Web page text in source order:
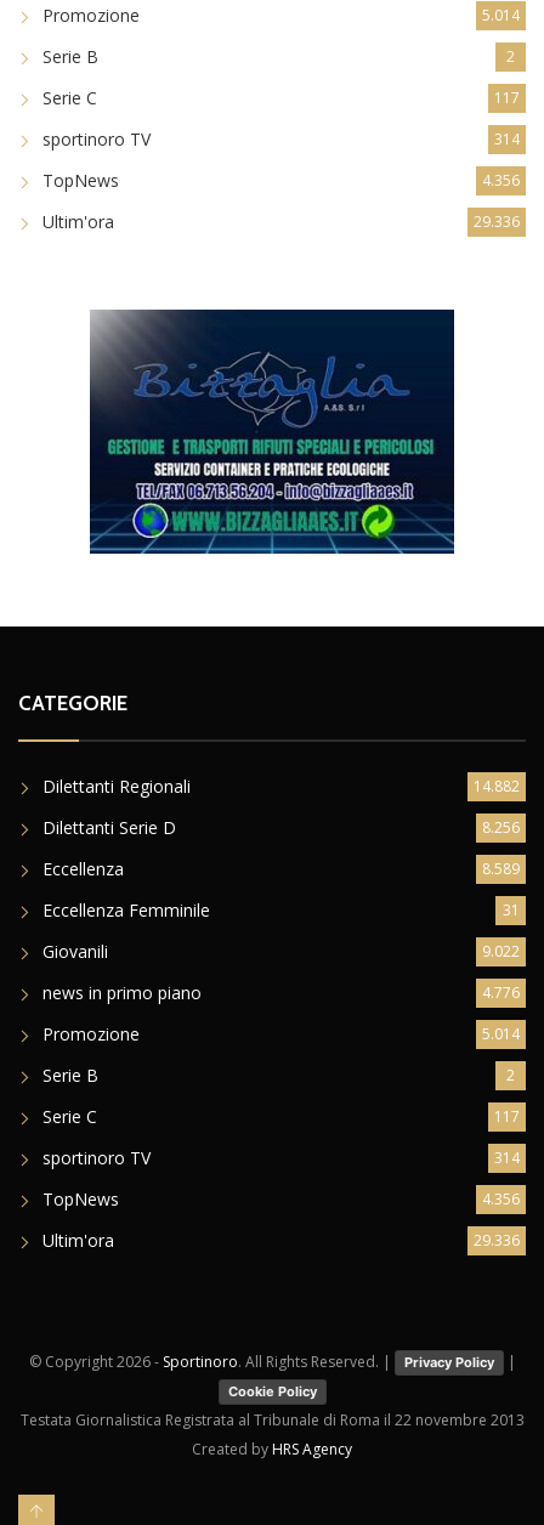
Promozione 5.014
Serie B 2
Serie C 117
sportinoro TV 314
TopNews 4.356
Ultim'ora 29.336
CATEGORIE
Dilettanti Regionali 14.882
Dilettanti Serie D 8.256
Eccellenza 8.589
Eccellenza Femminile 31
Giovanili 9.022
news in primo piano 4.776
Promozione 5.014
Serie B 2
Serie C 117
sportinoro TV 314
TopNews 4.356
Ultim'ora 29.336
© Copyright2026 - Sportinoro. All Rights Reserved. | Privacy Policy |
Cookie Policy
Testata Giornalistica Registrata al Tribunale di Roma il 22 novembre 2013
Created by HRS Agency